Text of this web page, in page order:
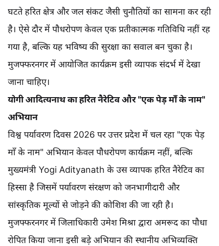
घटते हरित क्षेत्र और जल संकट जैसी चुनौतियों का सामना कर रही
है। ऐसे दौर में पौधरोपण केवल एक प्रतीकात्मक गतिविधि नहीं रह
गया है, बल्कि यह भविष्य की सुरक्षा का सवाल बन चुका है।
मुजफ्फरनगर में आयोजित कार्यक्रम इसी व्यापक संदर्भ में देखा
जाना चाहिए।
योगी आदित्यनाथ का हरित नैरेटिव और "एक पेड़ माँ के नाम"
अभियान
विश्व पर्यावरण दिवस 2026 पर उत्तर प्रदेश में चल रहा "एक पेड़
माँ के नाम" अभियान केवल पौधरोपण कार्यक्रम नहीं, बल्कि
मुख्यमंत्री Yogi Adityanath के उस व्यापक हरित नैरेटिव का
हिस्सा है जिसमें पर्यावरण संरक्षण को जनभागीदारी और
सांस्कृतिक मूल्यों से जोड़ने की कोशिश की जा रही है।
मुजफ्फरनगर में जिलाधिकारी उमेश मिश्रा द्वारा अमरूद का पौधा
रोपित किया जाना इसी बड़े अभियान की स्थानीय अभिव्यक्ति